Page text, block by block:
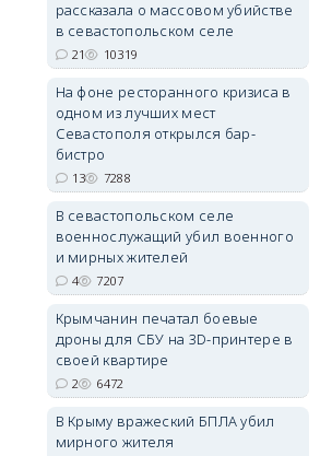
Там появится туристический
квартал с отелями и
парковками.
05/08/2026 08:01 5445
erid: 2SDnjdvhGXG
рассказала о массовом убийстве
в севастопольском селе
21 10319
На фоне ресторанного кризиса в
одном из лучших мест
Севастополя открылся бар-
бистро
13 7288
В севастопольском селе
военнослужащий убил военного
и мирных жителей
4 7207
Крымчанин печатал боевые
дроны для СБУ на 3D-принтере в
своей квартире
2 6472
В Крыму вражеский БПЛА убил
мирного жителя